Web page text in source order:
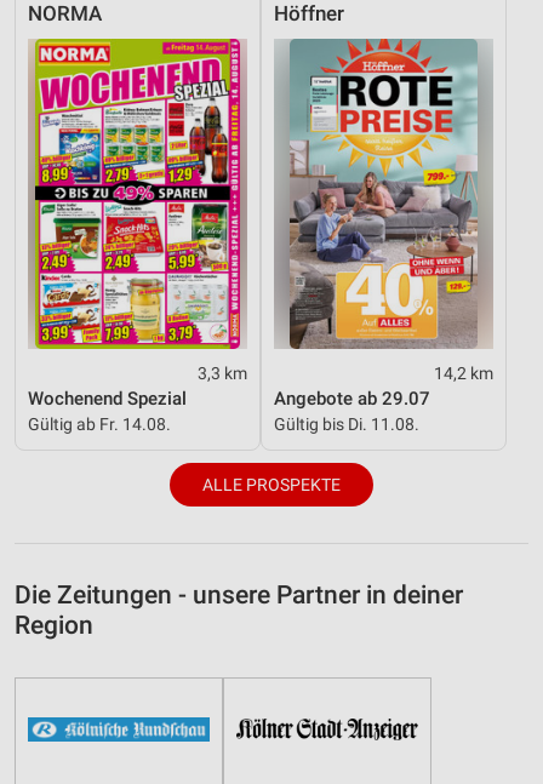
NORMA
3,3 km
Wochenend Spezial
Gültig ab Fr. 14.08.
Höffner
14,2 km
Angebote ab 29.07
Gültig bis Di. 11.08.
ALLE PROSPEKTE
Die Zeitungen - unsere Partner in deiner
Region